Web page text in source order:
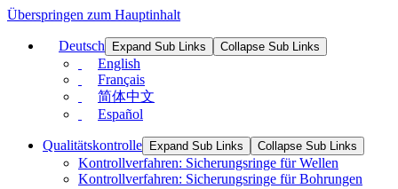
Überspringen zum Hauptinhalt
Deutsch Expand Sub Links Collapse Sub Links
English
Français
简体中文
Español
Qualitätskontrolle Expand Sub Links Collapse Sub Links
Kontrollverfahren: Sicherungsringe für Wellen
Kontrollverfahren: Sicherungsringe für Bohrungen